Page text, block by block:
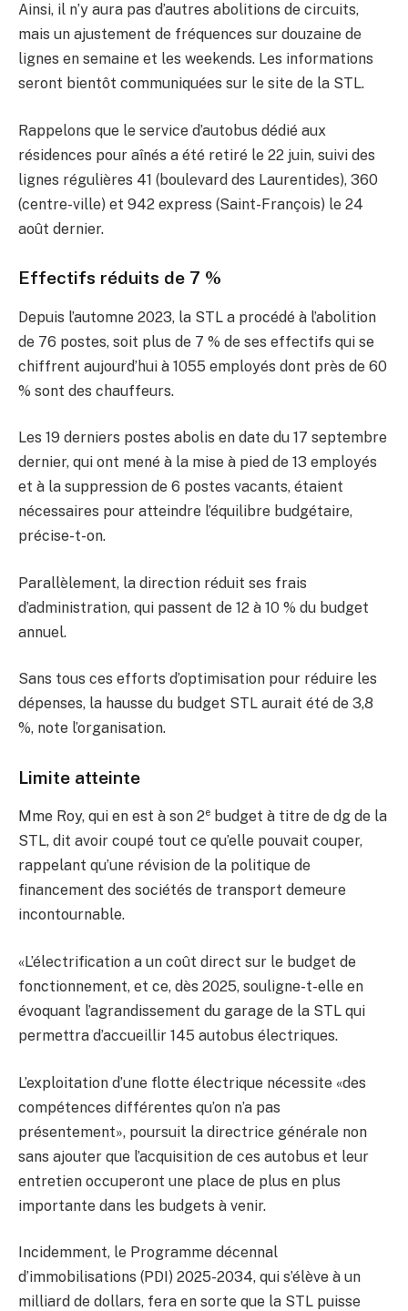
Ainsi, il n’y aura pas d’autres abolitions de circuits,
mais un ajustement de fréquences sur douzaine de
lignes en semaine et les weekends. Les informations
seront bientôt communiquées sur le site de la STL.
Rappelons que le service d’autobus dédié aux
résidences pour aînés a été retiré le 22 juin, suivi des
lignes régulières 41 (boulevard des Laurentides), 360
(centre-ville) et 942 express (Saint-François) le 24
août dernier.
Effectifs réduits de 7 %
Depuis l’automne 2023, la STL a procédé à l’abolition
de 76 postes, soit plus de 7 % de ses effectifs qui se
chiffrent aujourd’hui à 1055 employés dont près de 60
% sont des chauffeurs.
Les 19 derniers postes abolis en date du 17 septembre
dernier, qui ont mené à la mise à pied de 13 employés
et à la suppression de 6 postes vacants, étaient
nécessaires pour atteindre l’équilibre budgétaire,
précise-t-on.
Parallèlement, la direction réduit ses frais
d’administration, qui passent de 12 à 10 % du budget
annuel.
Sans tous ces efforts d’optimisation pour réduire les
dépenses, la hausse du budget STL aurait été de 3,8
%, note l’organisation.
Limite atteinte
Mme Roy, qui en est à son 2e budget à titre de dg de la
STL, dit avoir coupé tout ce qu’elle pouvait couper,
rappelant qu’une révision de la politique de
financement des sociétés de transport demeure
incontournable.
«L’électrification a un coût direct sur le budget de
fonctionnement, et ce, dès 2025, souligne-t-elle en
évoquant l’agrandissement du garage de la STL qui
permettra d’accueillir 145 autobus électriques.
L’exploitation d’une flotte électrique nécessite «des
compétences différentes qu’on n’a pas
présentement», poursuit la directrice générale non
sans ajouter que l’acquisition de ces autobus et leur
entretien occuperont une place de plus en plus
importante dans les budgets à venir.
Incidemment, le Programme décennal
d’immobilisations (PDI) 2025-2034, qui s’élève à un
milliard de dollars, fera en sorte que la STL puisse